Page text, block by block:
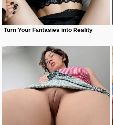
Turn Your Fantasies into Reality